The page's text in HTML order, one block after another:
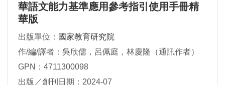
華語文能力基準應用參考指引使用手冊精
華版
出版單位： 國家教育研究院
作/編/譯者：吳欣儒，呂佩庭，林慶隆（通訊作者）
GPN：4711300098
出版／創刊日期：2024-07